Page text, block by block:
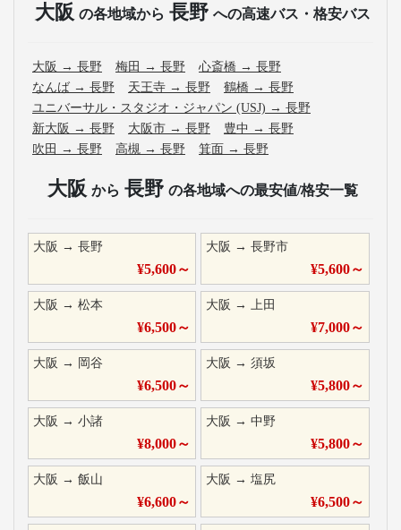
大阪 の各地域から 長野 への高速バス・格安バス
大阪 → 長野 梅田 → 長野 心斎橋 → 長野
なんば → 長野 天王寺 → 長野 鶴橋 → 長野
ユニバーサル・スタジオ・ジャパン (USJ) → 長野
新大阪 → 長野 大阪市 → 長野 豊中 → 長野
吹田 → 長野 高槻 → 長野 箕面 → 長野
大阪 から 長野 の各地域への最安値/格安一覧
大阪 → 長野
¥5,600～
大阪 →長野市
¥5,600～
大阪 → 松本
¥6,500～
大阪 →上田
¥7,000～
大阪 → 岡谷
¥6,500～
大阪 →須坂
¥5,800～
大阪 → 小諸
¥8,000～
大阪 →中野
¥5,800～
大阪 → 飯山
¥6,600～
大阪 →塩尻
¥6,500～